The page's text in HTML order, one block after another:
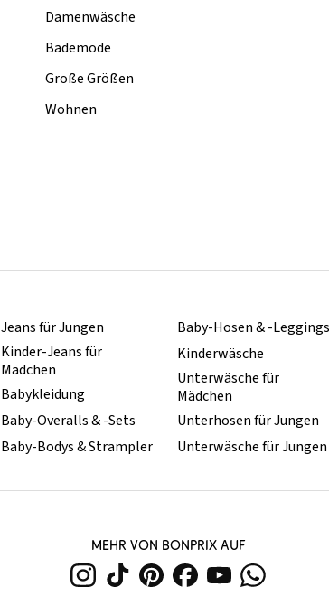
Damenwäsche
Bademode
Große Größen
Wohnen
Jeans für Jungen
Kinder-Jeans für
Mädchen
Babykleidung
Baby-Overalls & -Sets
Baby-Bodys & Strampler
Baby-Hosen & -Leggings
Kinderwäsche
Unterwäsche für
Mädchen
Unterhosen für Jungen
Unterwäsche für Jungen
MEHR VON BONPRIX AUF